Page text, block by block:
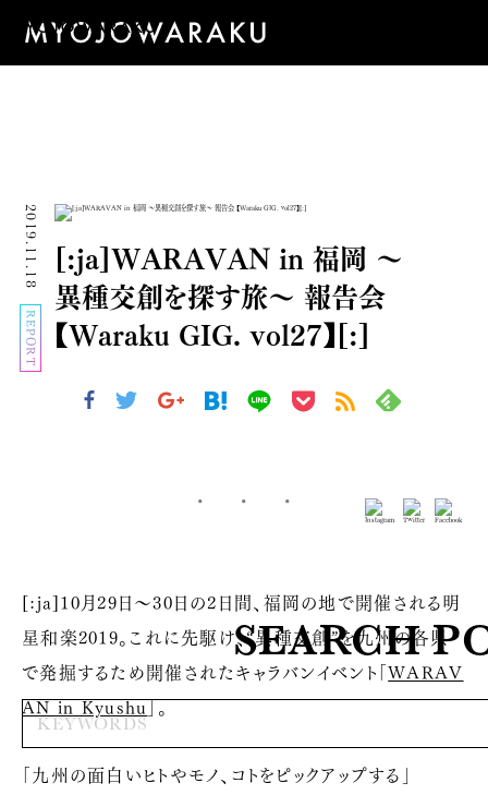
SEARCH
[:ja]WARAVAN in 福岡 〜
異種交創を探す旅〜 報告会
【Waraku GIG. vol27】[:]
2019.11.18
REPORT
[:ja]10月29日〜30日の2日間、福岡の地で開催される明
星和楽2019。これに先駆け、“異種交創”を九州の各県
で発掘するため開催されたキャラバンイベント「WARAV
AN in Kyushu」。
「九州の面白いヒトやモノ、コトをピックアップする」